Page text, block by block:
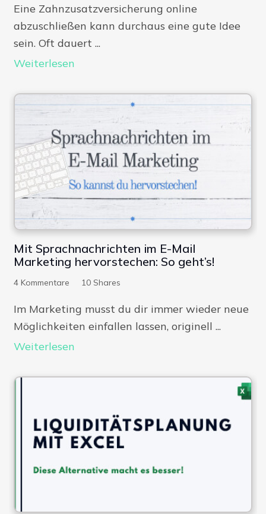
Eine Zahnzusatzversicherung online
abzuschließen kann durchaus eine gute Idee
sein. Oft dauert ...
Weiterlesen
Mit Sprachnachrichten im E-Mail
Marketing hervorstechen: So geht’s!
4 Kommentare 10 Shares
Im Marketing musst du dir immer wieder neue
Möglichkeiten einfallen lassen, originell ...
Weiterlesen